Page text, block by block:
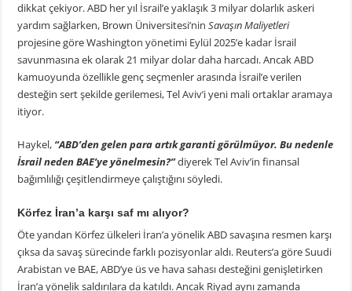
dikkat çekiyor. ABD her yıl İsrail’e yaklaşık 3 milyar dolarlık askeri
yardım sağlarken, Brown Üniversitesi’ninSavaşın Maliyetleri
projesine göre Washington yönetimi Eylül 2025’e kadar İsrail
savunmasına ek olarak 21 milyar dolar daha harcadı. Ancak ABD
kamuoyunda özellikle genç seçmenler arasında İsrail’e verilen
desteğin sert şekilde gerilemesi, Tel Aviv’i yeni mali ortaklar aramaya
itiyor.
Haykel, “ABD’den gelen para artık garanti görülmüyor. Bu nedenle
İsrail nedenBAE’ye yönelmesin?”diyerek Tel Aviv’in finansal
bağımlılığı çeşitlendirmeye çalıştığını söyledi.
Körfez İran’a karşı saf mı alıyor?
Öte yandan Körfez ülkeleri İran’a yönelik ABD savaşına resmen karşı
çıksa da savaş sürecinde farklı pozisyonlar aldı. Reuters’a göre Suudi
Arabistan ve BAE, ABD’ye üs ve hava sahası desteğini genişletirken
İran’a yönelik saldırılara da katıldı. Ancak Riyad aynı zamanda